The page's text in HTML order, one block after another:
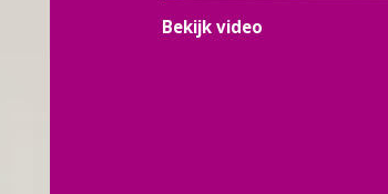
Bekijk video